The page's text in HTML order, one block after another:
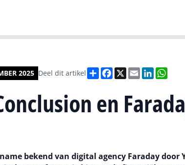
2025 Deel dit artikel DeelFacebook
X EmailLinkedIn
en
bekend van digital agency Faraday